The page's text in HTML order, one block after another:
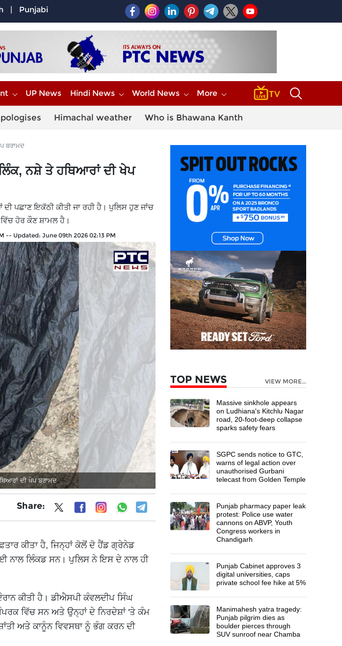
| Punjabi
UP News Hindi News World News More
Himachal weather Who is Bhawana Kanth
ਬਰਾਮਦ
ਨਸ਼ੇ ਤੇ ਹਥਿਆਰਾਂ ਦੀ ਖੇਪ
ਪਛਾਣ ਇਕੱਠੀ ਕੀਤੀ ਜਾ ਰਹੀ ਹੈ। ਪੁਲਿਸ ਹੁਣ ਜਾਂਚ
ਹੋਰ ਕੌਣ ਸ਼ਾਮਲ ਹੈ।
-- Updated: June 09th 2026 02:13 PM
ਦੀ ਖੇਪ ਬਰਾਮਦ
Share:
ਕੀਤਾ ਹੈ, ਜਿਨ੍ਹਾਂ ਕੋਲੋਂ ਦੋ ਹੈਂਡ ਗ੍ਰੇਨੇਡ
ਨਾਲ ਲਿੰਕਡ ਸਨ। ਪੁਲਿਸ ਨੇ ਇਸ ਦੇ ਨਾਲ ਹੀ
ਕੀਤੀ ਹੈ। ਡੀਐਸਪੀ ਕੰਵਲਦੀਪ ਸਿੰਘ
ਵਿੱਚ ਸਨ ਅਤੇ ਉਨ੍ਹਾਂ ਦੇ ਨਿਰਦੇਸ਼ਾਂ 'ਤੇ ਕੰਮ
ਅਤੇ ਕਾਨੂੰਨ ਵਿਵਸਥਾ ਨੂੰ ਭੰਗ ਕਰਨ ਦੀ
TOP NEWS VIEW MORE...
Massive sinkhole appears
on Ludhiana's Kitchlu Nagar
road, 20-foot-deep collapse
sparks safety fears
SGPC sends notice to GTC,
warns of legal action over
unauthorised Gurbani
telecast from Golden Temple
Punjab pharmacy paper leak
protest: Police use water
cannons on ABVP, Youth
Congress workers in
Chandigarh
Punjab Cabinet approves 3
digital universities, caps
private school fee hike at 5%
Manimahesh yatra tragedy:
Punjab pilgrim dies as
boulder pierces through
SUV sunroof near Chamba